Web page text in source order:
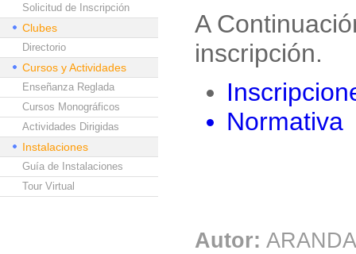
Solicitud de Inscripción
Clubes
Directorio
Cursos y Actividades
Enseñanza Reglada
Cursos Monográficos
Actividades Dirigidas
Instalaciones
Guía de Instalaciones
Tour Virtual
A
inscripción.
Normativa
Autor: